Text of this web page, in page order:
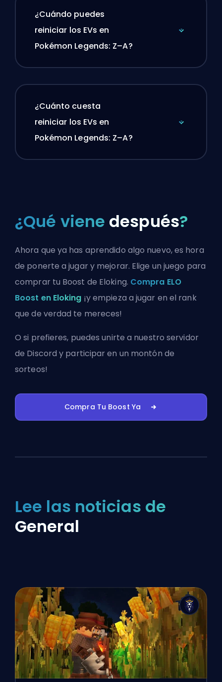
¿Cuándo puedes
reiniciar los EVs en
Pokémon Legends: Z–A?
¿Cuánto cuesta
reiniciar los EVs en
Pokémon Legends: Z–A?
¿Qué viene después?
Ahora que ya has aprendido algo nuevo, es hora
de ponerte a jugar y mejorar. Elige un juego para
comprar tu Boost de Eloking. Compra ELO
Boost en Eloking ¡y empieza a jugar en el rank
que de verdad te mereces!
O si prefieres, puedesunirte a nuestro servidor
de Discord y participar en un montón de
sorteos!
Compra Tu Boost Ya
Lee las noticias de
General